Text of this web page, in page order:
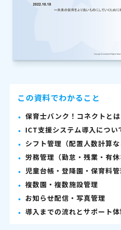
この資料でわかること
保育士バンク！コネクトとは
ICT支援システム導入につい
シフト管理（配置人数計算な
労務管理（勤怠・残業・有休
児童台帳・登降園・保育料管
複数園・複数施設管理
お知らせ配信・写真管理
導入までの流れとサポート